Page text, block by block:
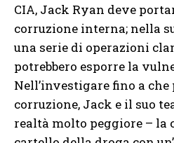
CIA, Jack Ryan deve
corruzione interna; nella
una serie di operazioni
potrebbero esporre la
Nell’investigare fino a
corruzione, Jack e il suo
realtà molto peggiore – la